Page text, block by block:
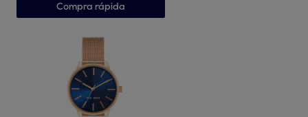
Compra rápida